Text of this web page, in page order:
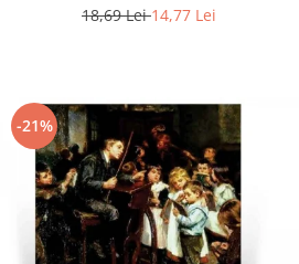
18,69 Lei14,77 Lei
-21%